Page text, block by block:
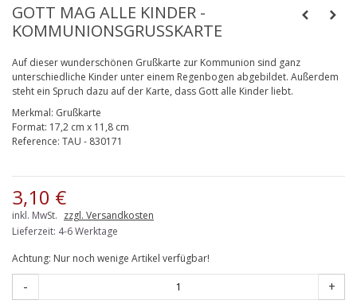
GOTT MAG ALLE KINDER -
KOMMUNIONSGRUSSKARTE
Auf dieser wunderschönen Grußkarte zur Kommunion sind ganz
unterschiedliche Kinder unter einem Regenbogen abgebildet. Außerdem
steht ein Spruch dazu auf der Karte, dass Gott alle Kinder liebt.
Merkmal: Grußkarte
Format: 17,2 cm x 11,8 cm
Reference: TAU - 830171
3,10 €
inkl. MwSt. zzgl. Versandkosten
Lieferzeit: 4-6 Werktage
Achtung: Nur noch wenige Artikel verfügbar!
- +